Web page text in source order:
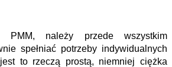
należy przede wszystkim
spełniać potrzeby indywidualnych
to rzeczą prostą, niemniej ciężka